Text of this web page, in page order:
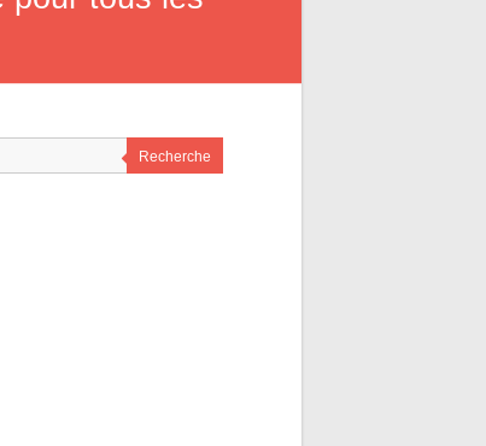
Recherche